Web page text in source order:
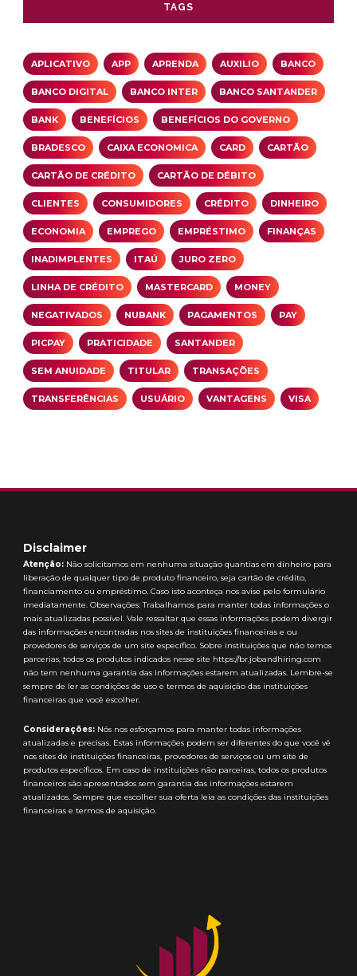
TAGS
APLICATIVO APP APRENDA AUXILIO BANCO
BANCO DIGITAL BANCO INTER BANCO SANTANDER
BANK BENEFÍCIOS BENEFÍCIOS DO GOVERNO
BRADESCO CAIXA ECONOMICA CARD CARTÃO
CARTÃO DE CRÉDITO CARTÃO DE DÉBITO
CLIENTES CONSUMIDORES CRÉDITO DINHEIRO
ECONOMIA EMPREGO EMPRÉSTIMO FINANÇAS
INADIMPLENTES ITAÚ JURO ZERO
LINHA DE CRÉDITO MASTERCARD MONEY
NEGATIVADOS NUBANK PAGAMENTOS PAY
PICPAY PRATICIDADE SANTANDER
SEM ANUIDADE TITULAR TRANSAÇÕES
TRANSFERÊNCIAS USUÁRIO VANTAGENS VISA
Disclaimer
Atenção: Não solicitamos em nenhuma situação quantias em dinheiro para
liberação de qualquer tipo de produto financeiro, seja cartão de crédito,
financiamento ou empréstimo. Caso isto aconteça nos avise pelo formulário
imediatamente. Observações: Trabalhamos para manter todas informações o
mais atualizadas possível. Vale ressaltar que essas informações podem divergir
das informações encontradas nos sites de instituições financeiras e ou
provedores de serviços de um site específico. Sobre instituições que não temos
parcerias, todos os produtos indicados nesse site https://br.jobandhiring.com
não tem nenhuma garantia das informações estarem atualizadas. Lembre-se
sempre de ler as condições de uso e termos de aquisição das instituições
financeiras que você escolher.
Considerações: Nós nos esforçamos para manter todas informações
atualizadas e precisas. Estas informações podem ser diferentes do que você vê
nos sites de instituições financeiras, provedores de serviços ou um site de
produtos específicos. Em caso de instituições não parceiras, todos os produtos
financeiros são apresentados sem garantia das informações estarem
atualizados. Sempre que escolher sua oferta leia as condições das instituições
financeiras e termos de aquisição.